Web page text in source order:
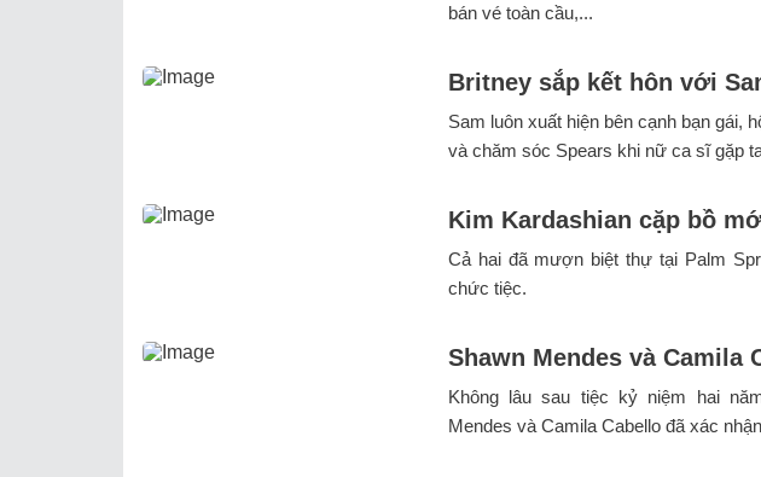
bán vé toàn cầu,...
Britney sắp kết hôn với
Sam luôn xuất hiện bên cạnh bạn gái,
và chăm sóc Spears khi nữ ca sĩ gặp
Kim Kardashian cặp bồ
Cả hai đã mượn biệt thự tại Palm
chức tiệc.
Shawn Mendes và Camila
Không lâu sau tiệc kỷ niệm hai
Mendes và Camila Cabello đã xác